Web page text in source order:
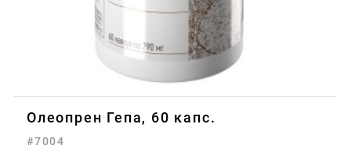
Олеопрен Гепа, 60 капс.
#7004